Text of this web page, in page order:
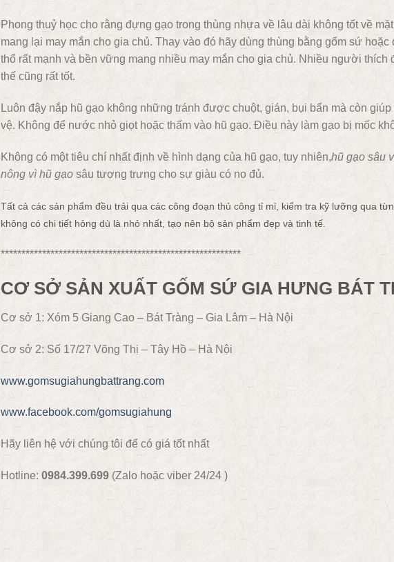
Phong thuỷ học cho rằng đựng gạo trong thùng nhựa về lâu dài không tốt về
mang lại may mắn cho gia chủ. Thay vào đó hãy dùng thùng bằng gốm sứ
thổ rất mạnh và bền vững mang nhiều may mắn cho gia chủ. Nhiều người thích
thế cũng rất tốt.
Luôn đậy nắp hũ gạo không những tránh được chuột, gián, bụi bẩn mà còn
vệ. Không để nước nhỏ giọt hoặc thấm vào hũ gạo. Điều này làm gạo bị mốc
Không có một tiêu chí nhất định về hình dạng của hũ gạo, tuy nhiên,hũ gạo sâu
nông vì hũ gạosâu tượng trưng cho sự giàu có no đủ.
Tất cả các sản phẩm đều trải qua các công đoạn thủ công tỉ mỉ, kiểm tra kỹ lưỡng qua
không có chi tiết hỏng dù là nhỏ nhất, tạo nên bộ sản phẩm đẹp và tinh tế.
**********************************************************
CƠ SỞ SẢN XUẤT GỐM SỨ GIA HƯNG BÁT
Cơ sở 1: Xóm 5 Giang Cao – Bát Tràng – Gia Lâm – Hà Nội
Cơ sở 2: Số 17/27 Võng Thị – Tây Hồ – Hà Nội
www.gomsugiahungbattrang.com
www.facebook.com/gomsugiahung
Hãy liên hệ với chúng tôi để có giá tốt nhất
Hotline: 0984.399.699 (Zalo hoặc viber 24/24 )